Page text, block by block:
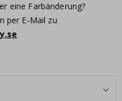
eine Farbänderung?
per E-Mail zu